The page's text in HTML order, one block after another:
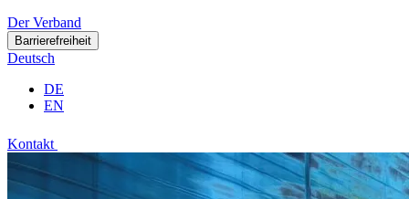
Der Verband
Barrierefreiheit
Deutsch
DE
EN
Kontakt